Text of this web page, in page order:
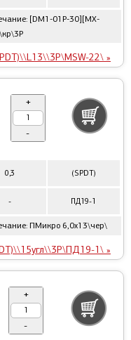
[DM1-01P-30][MX-
22\ »
0,3 (SPDT)
- ПД19-1
ПМикро 6,0x13\чер\
1\ »
+
-
+
-